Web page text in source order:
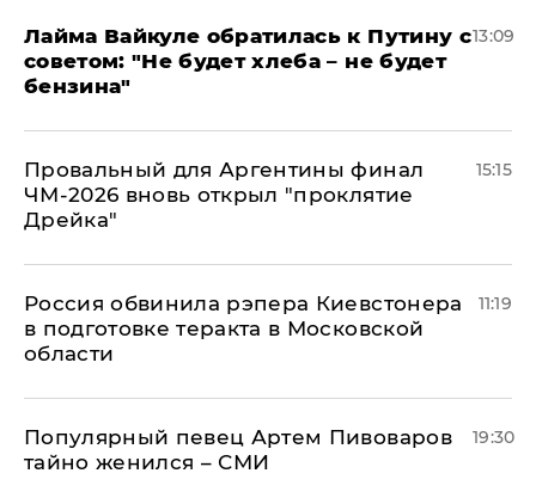
Лайма Вайкуле обратилась к Путину с
советом: "Не будет хлеба – не будет
бензина"
13:09
Провальный для Аргентины финал
ЧМ-2026 вновь открыл "проклятие
Дрейка"
15:15
Россия обвинила рэпера Киевстонера
в подготовке теракта в Московской
области
11:19
Популярный певец Артем Пивоваров
тайно женился – СМИ
19:30